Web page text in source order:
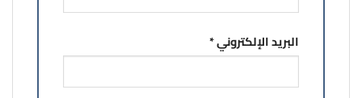
البريد الإلكتروني*